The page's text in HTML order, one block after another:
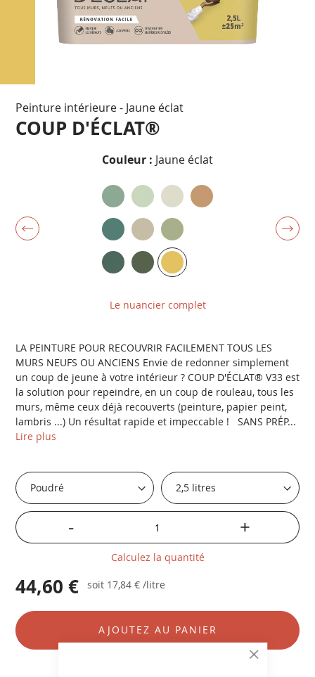
début
Peinture intérieure - Jaune éclat
COUP D'ÉCLAT®
Couleur : Jaune éclat
Le nuancier complet
LA PEINTURE POUR RECOUVRIR FACILEMENT TOUS LES
MURS NEUFS OU ANCIENS Envie de redonner simplement
un coup de jeune à votre intérieur ? COUP D'ÉCLAT® V33 est
la solution pour repeindre, en un coup de rouleau, tous les
murs, même ceux déjà recouverts (peinture, papier peint,
lambris ...) Un résultat rapide et impeccable ! SANS PRÉP...
Lire plus
- +
Calculez la quantité
44,60 € soit 17,84 € /litre
AJOUTEZ AU PANIER